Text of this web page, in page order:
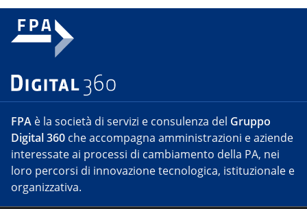
FPA è la società di servizi e consulenza del Gruppo
Digital 360 che accompagna amministrazioni e aziende
interessate ai processi di cambiamento della PA, nei
loro percorsi di innovazione tecnologica, istituzionale e
organizzativa.